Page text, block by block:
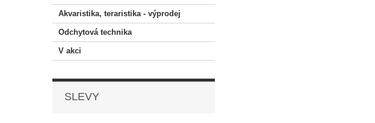
Akvaristika, teraristika - výprodej
Odchytová technika
V akci
SLEVY